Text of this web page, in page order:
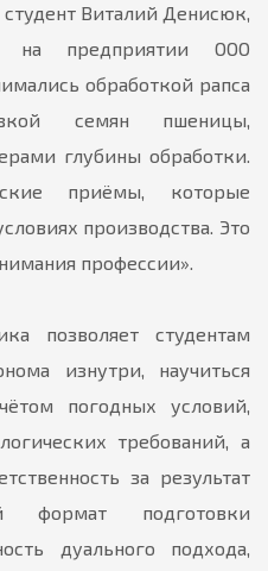
Виталий Денисюк,
на предприятии ООО
обработкой рапса
семян пшеницы,
глубины обработки.
приёмы, которые
производства. Это
профессии».
позволяет студентам
изнутри, научиться
погодных условий,
требований, а
за результат
формат подготовки
дуального подхода,